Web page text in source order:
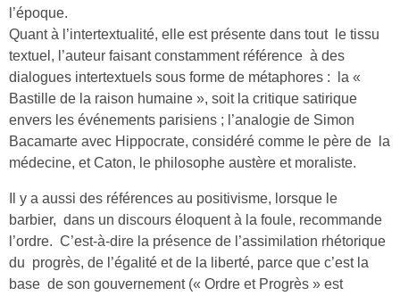
l’époque.
Quant à l’intertextualité, elle est présente dans tout le tissu
textuel, l’auteur faisant constamment référence à des
dialogues intertextuels sous forme de métaphores : la «
Bastille de la raison humaine », soit la critique satirique
envers les événements parisiens ; l’analogie de Simon
Bacamarte avec Hippocrate, considéré comme le père de la
médecine, et Caton, le philosophe austère et moraliste.
Il y a aussi des références au positivisme, lorsque le
barbier, dans un discours éloquent à la foule, recommande
l’ordre. C’est-à-dire la présence de l’assimilation rhétorique
du progrès, de l’égalité et de la liberté, parce que c’est la
base de son gouvernement (« Ordre et Progrès » est